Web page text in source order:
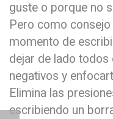
guste o porque no
Pero como
momento de
dejar de lado
negativos y
Elimina las
escribiendo un